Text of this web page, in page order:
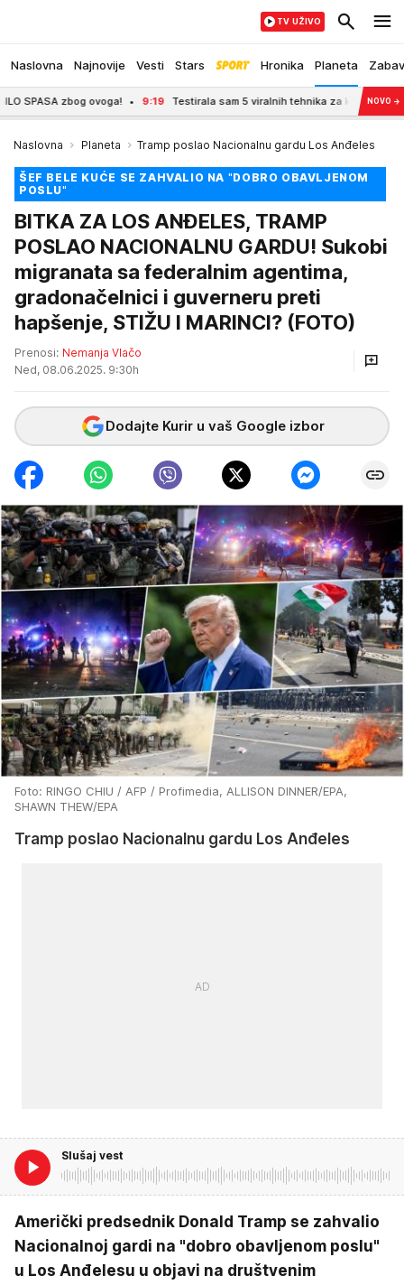
Naslovna Najnovije Vesti Stars Hronika Planeta
TV UŽIVO
ovoga! 9:19 Testirala sam 5 viralnih tehnika za kuvanje jaja: Jedna je
NOVO →
Naslovna Planeta Tramp poslao Nacionalnu gardu Los Anđeles
ŠEF BELE KUĆE SE ZAHVALIO NA "DOBRO OBAVLJENOM
POSLU"
BITKA ZA LOS ANĐELES, TRAMP
POSLAO NACIONALNU GARDU! Sukobi
migranata sa federalnim agentima,
gradonačelnici i guverneru preti
hapšenje, STIŽU I MARINCI? (FOTO)
Prenosi: Nemanja Vlačo
Ned, 08.06.2025. 9:30h
Dodajte Kurir u vaš Google izbor
Foto: RINGO CHIU / AFP / Profimedia, ALLISON DINNER/EPA,
SHAWN THEW/EPA
Tramp poslao Nacionalnu gardu Los Anđeles
Slušaj vest
Američki predsednik Donald Tramp se zahvalio
Nacionalnoj gardi na "dobro obavljenom poslu"
u Los Anđelesu u objavi na društvenim